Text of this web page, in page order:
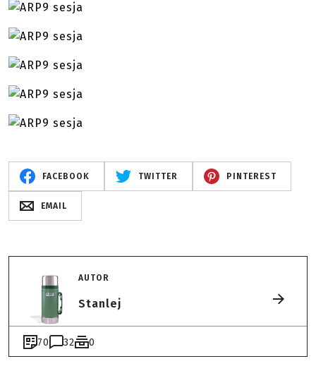
FACEBOOK TWITTER PINTEREST
EMAIL
AUTOR
Stanlej
70 32 0